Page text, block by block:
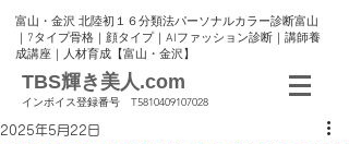
富山・金沢 北陸初１６分類法パーソナルカラー診断富山
｜7タイプ骨格｜顔タイプ｜AIファッション診断｜講師養
成講座｜人材育成【富山・金沢】
TBS輝き美人.com
インボイス登録番号 T5810409107028
2025年5月22日